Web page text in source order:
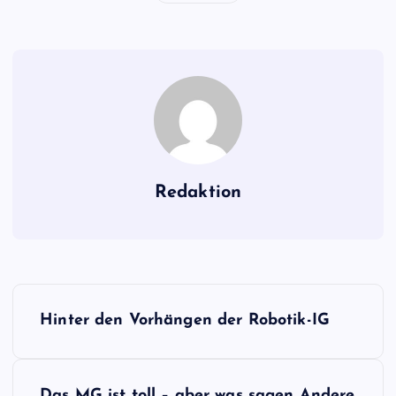
Redaktion
Hinter den Vorhängen der Robotik-IG